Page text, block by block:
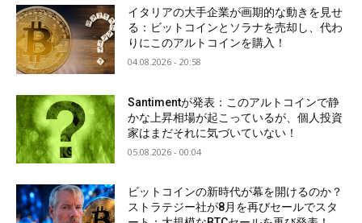
イタリアの大手企業が画期的な動きを見せ
る：ビットコインとソラナを売却し、代わ
りにこのアルトコインを購入！
04.08.2026 - 20:58
Santimentが発表：このアルトコインで静
かな上昇相場が起こっているが、個人投資
家はまだそれに気づいていない！
05.08.2026 - 00:04
ビットコインの新時代が幕を開けるのか？
ストラテジー社が8月を再びセールでスタ